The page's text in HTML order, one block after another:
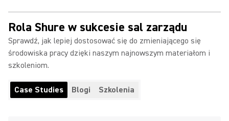
Rola Shure w sukcesie sal zarządu
Sprawdź, jak lepiej dostosować się do zmieniającego się
środowiska pracy dzięki naszym najnowszym materiałom i
szkoleniom.
Case Studies Blogi Szkolenia